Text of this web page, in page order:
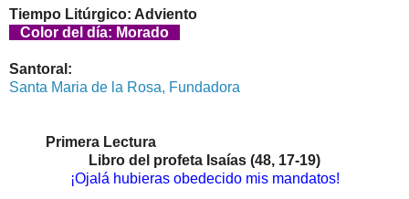
Tiempo Litúrgico: Adviento
Color del día: Morado
Santoral:
Santa Maria de la Rosa, Fundadora
Primera Lectura
Libro del profeta Isaías (48, 17-19)
¡Ojalá hubieras obedecido mis mandatos!